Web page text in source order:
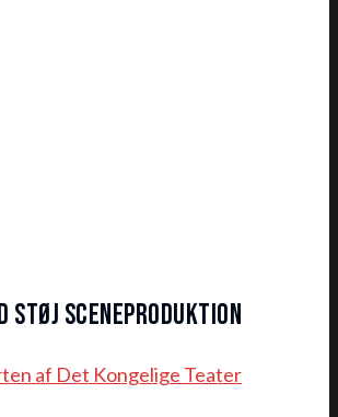
støj sceneproduktion
af Det Kongelige Teater